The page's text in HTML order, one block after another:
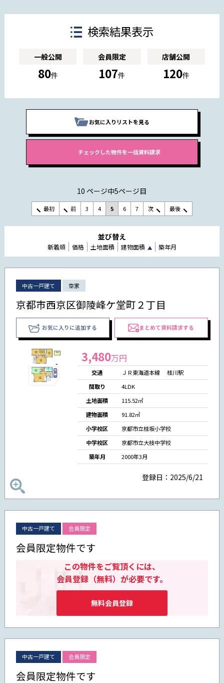
検索結果表示
一般公開
80件
会員限定
107件
店舗公開
120件
お気に入りリストを見る
10 ページ中5ページ目
最初 前 3 4 5 6 7 次 最後
並び替え
新着順 価格 土地面積 建物面積 築年月
中古一戸建て 空家
京都市西京区御陵峰ケ堂町２丁目
お気に入りに追加する まとめて資料請求する
3,480万円
交通
ＪＲ東海道本線 桂川駅
間取り
4LDK
土地面積
115.52㎡
建物面積
91.82㎡
小学校区
京都市立桂坂小学校
中学校区
京都市立大枝中学校
築年月
2000年3月
登録日：2025/6/21
中古一戸建て 会員限定
会員限定物件です
この物件をご覧頂くには、
会員登録（無料）が必要です。
無料会員登録
中古一戸建て 会員限定
会員限定物件です